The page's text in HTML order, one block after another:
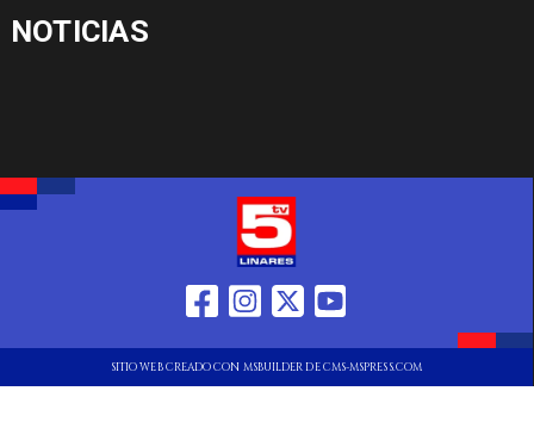
NOTICIAS
SITIO WEB CREADO CON MSBUILDER DE CMS-MSPRESS.COM